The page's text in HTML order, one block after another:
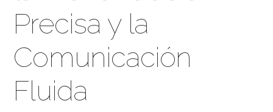
Precisa y la
Comunicación
Fluida